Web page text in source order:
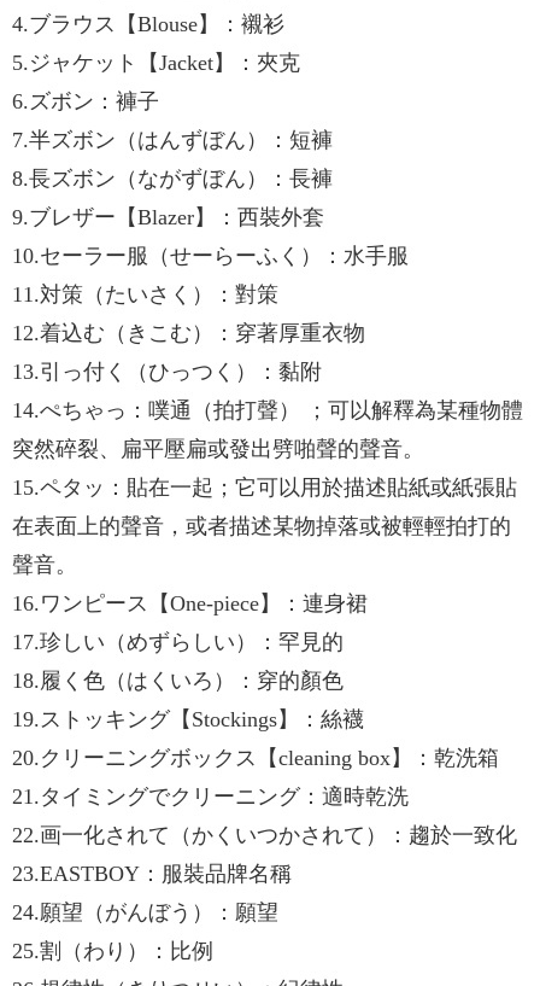
4.ブラウス【Blouse】：襯衫
5.ジャケット【Jacket】：夾克
6.ズボン：褲子
7.半ズボン（はんずぼん）：短褲
8.長ズボン（ながずぼん）：長褲
9.ブレザー【Blazer】：西裝外套
10.セーラー服（せーらーふく）：水手服
11.対策（たいさく）：對策
12.着込む（きこむ）：穿著厚重衣物
13.引っ付く（ひっつく）：黏附
14.ぺちゃっ：噗通（拍打聲） ；可以解釋為某種物體
突然碎裂、扁平壓扁或發出劈啪聲的聲音。
15.ペタッ：貼在一起；它可以用於描述貼紙或紙張貼
在表面上的聲音，或者描述某物掉落或被輕輕拍打的
聲音。
16.ワンピース【One-piece】：連身裙
17.珍しい（めずらしい）：罕見的
18.履く色（はくいろ）：穿的顏色
19.ストッキング【Stockings】：絲襪
20.クリーニングボックス【cleaning box】：乾洗箱
21.タイミングでクリーニング：適時乾洗
22.画一化されて（かくいつかされて）：趨於一致化
23.EASTBOY：服裝品牌名稱
24.願望（がんぼう）：願望
25.割（わり）：比例